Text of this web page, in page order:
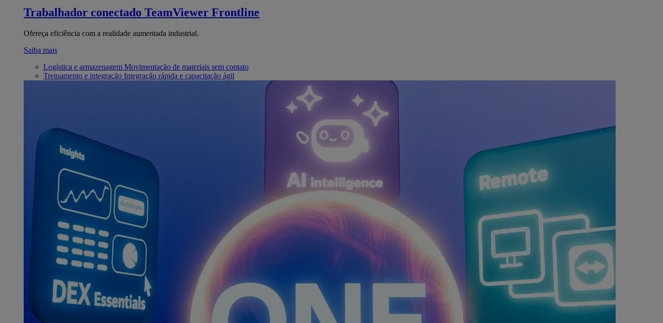
Trabalhador conectado TeamViewer Frontline
Ofereça eficiência com a realidade aumentada industrial.
Saiba mais
Logística e armazenagem Movimentação de materiais sem contato
Treinamento e integração Integração rápida e capacitação ágil